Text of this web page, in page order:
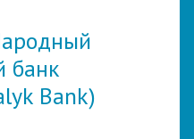
банк
Bank)